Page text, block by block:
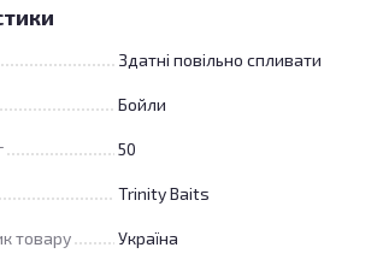
Здатні повільно спливати
Бойли
50
Trinity Baits
товару Україна